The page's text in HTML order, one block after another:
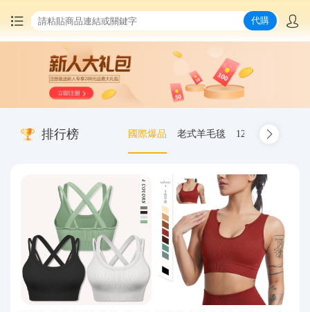
中國商品代購
集運服務
最新公告
物流資訊
代購
排行榜 國際爆品 老式羊毛毯 12.00-20 truck